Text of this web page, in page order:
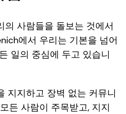
의 사람들을 돌보는 것에서
에서 우리는 기본을 넘어
일의 중심에 두고 있습니
지지하고 장벽 없는 커뮤니
든 사람이 주목받고, 지지